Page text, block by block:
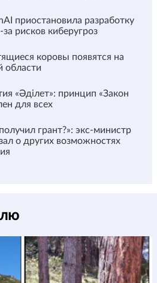
приостановила разработку
рисков киберугроз
коровы появятся на
области
«Әділет»: принцип «Закон
для всех
грант?»: экс-министр
о других возможностях